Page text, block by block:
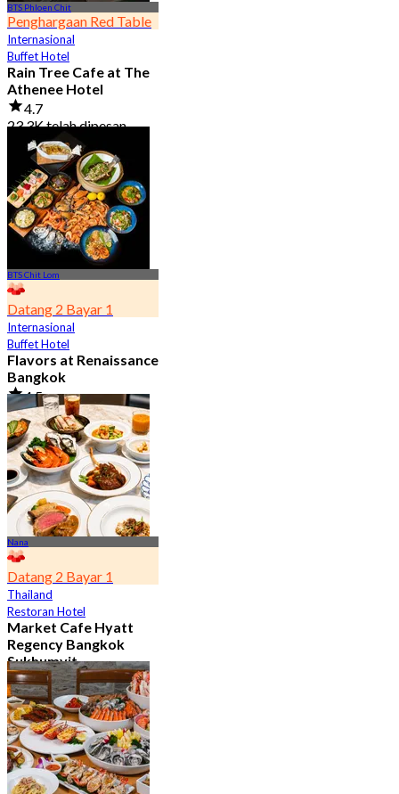
BTS Phloen Chit
Penghargaan Red Table
Internasional
Buffet Hotel
Rain Tree Cafe at The
Athenee Hotel
4.7
23.3K telah dipesan
Dari฿ 802
BTS Chit Lom
Datang 2 Bayar 1
Internasional
Buffet Hotel
Flavors at Renaissance
Bangkok
4.5
17.3K telah dipesan
Dari฿ 545
Nana
Datang 2 Bayar 1
Thailand
Restoran Hotel
Market Cafe Hyatt
Regency Bangkok
Sukhumvit
4.8
11.9K telah dipesan
Dari฿ 382.5